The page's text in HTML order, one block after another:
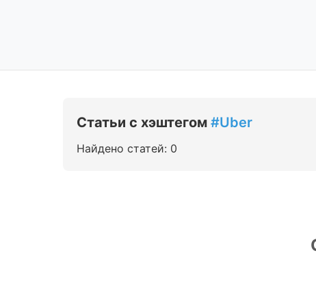
Статьи с хэштегом #Uber
Найдено статей: 0